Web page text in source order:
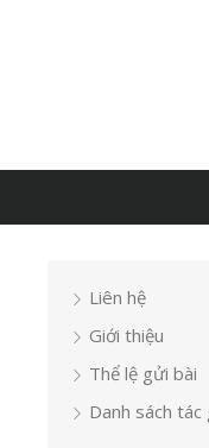
Liên hệ
Giới thiệu
Thể lệ gửi bài
Danh sách tác